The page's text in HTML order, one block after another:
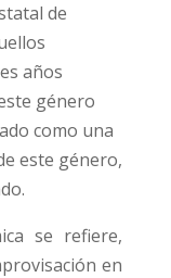
de
años
género
como una
este género,
se refiere,
en